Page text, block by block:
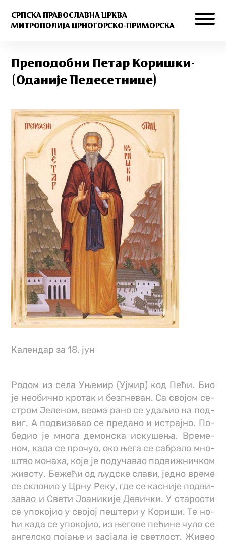
СРПСКА ПРАВОСЛАВНА ЦРКВА
МИТРОПОЛИЈА ЦРНОГОРСКО-ПРИМОРСКА
Пре­по­доб­ни Пе­тар Ко­ри­шки-
(Оданије Педесетнице)
Календар за 18. јун
Ро­дом из се­ла Уње­мир (Уј­мир) код Пе­ћи. Био
је нео­бич­но кро­так и безг­не­ван. Са сво­јом се­
стром Је­ле­ном, ве­о­ма ра­но се уда­љио на под­
виг. А под­ви­за­вао се пре­да­но и ис­трај­но. По­
бе­дио је мно­га де­мон­ска ис­ку­ше­ња. Вре­ме­
ном, ка­да се про­чуо, око ње­га се са­бра­ло мно­
штво мо­на­ха, ко­је је под­у­ча­вао под­ви­жнич­ком
жи­во­ту. Бе­же­ћи од људ­ске сла­ви, јед­но вре­ме
се скло­нио у Цр­ну Ре­ку, где се ка­сни­је под­ви­
за­вао и Све­ти Јо­а­ни­ки­је Де­вич­ки. У ста­ро­сти
се упо­ко­јио у сво­јој пе­ште­ри у Ко­ри­ши. Те но­
ћи ка­да се упо­ко­јио, из ње­го­ве пе­ћи­не чу­ло се
ан­гел­ско по­ја­ње и за­сја­ла је све­тлост. Жи­вео